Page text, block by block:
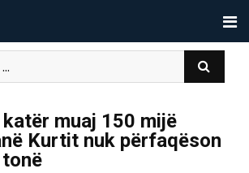
muaj 150 mijë
Kurtit nuk përfaqëson